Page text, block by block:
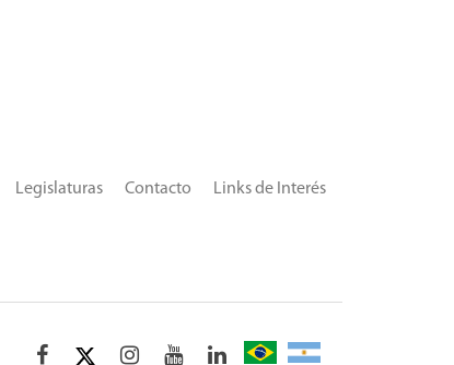
Links de Interés
Contacto
Legislaturas